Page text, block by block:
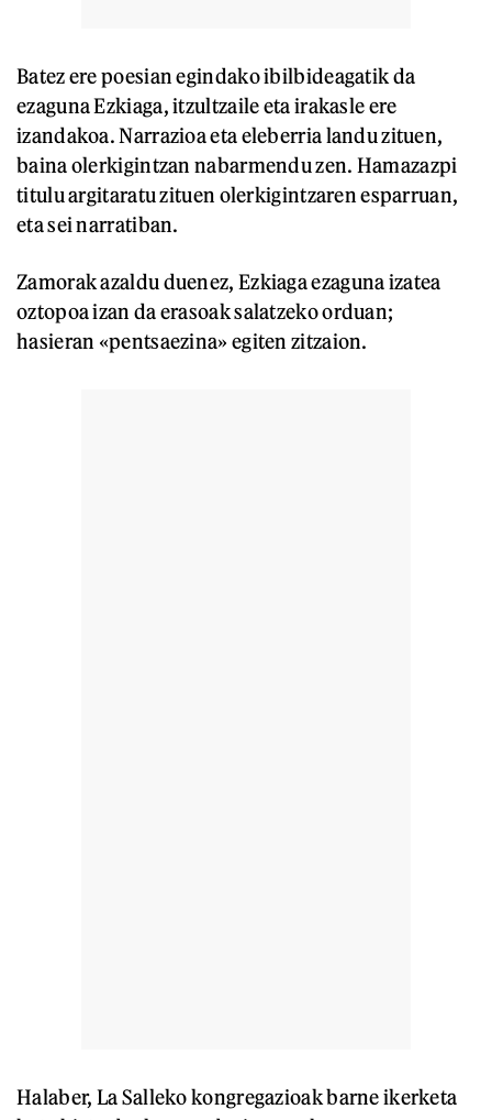
Batez ere poesian egindako ibilbideagatik da
ezaguna Ezkiaga, itzultzaile eta irakasle ere
izandakoa. Narrazioa eta eleberria landu zituen,
baina olerkigintzan nabarmendu zen. Hamazazpi
titulu argitaratu zituen olerkigintzaren esparruan,
eta sei narratiban.
Zamorak azaldu duenez, Ezkiaga ezaguna izatea
oztopoa izan da erasoak salatzeko orduan;
hasieran «pentsaezina» egiten zitzaion.
Halaber, La Salleko kongregazioak barne ikerketa